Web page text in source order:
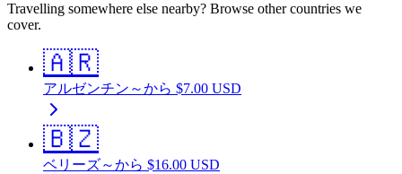
Travelling somewhere else nearby? Browse other countries we
cover.
🇦🇷
アルゼンチン ～から $7.00 USD
🇧🇿
ベリーズ～から $16.00 USD